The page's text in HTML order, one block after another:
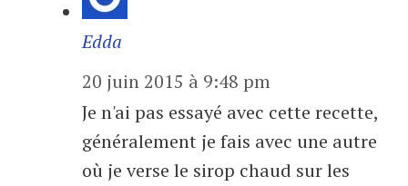
Edda
20 juin 2015 à 9:48 pm
Je n'ai pas essayé avec cette recette,
généralement je fais avec une autre
où je verse le sirop chaud sur les